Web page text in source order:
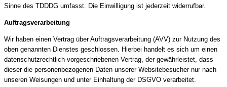
Sinne des TDDDG umfasst. Die Einwilligung ist jederzeit widerrufbar.
Auftragsverarbeitung
Wir haben einen Vertrag über Auftragsverarbeitung (AVV) zur Nutzung des
oben genannten Dienstes geschlossen. Hierbei handelt es sich um einen
datenschutzrechtlich vorgeschriebenen Vertrag, der gewährleistet, dass
dieser die personenbezogenen Daten unserer Websitebesucher nur nach
unseren Weisungen und unter Einhaltung der DSGVO verarbeitet.